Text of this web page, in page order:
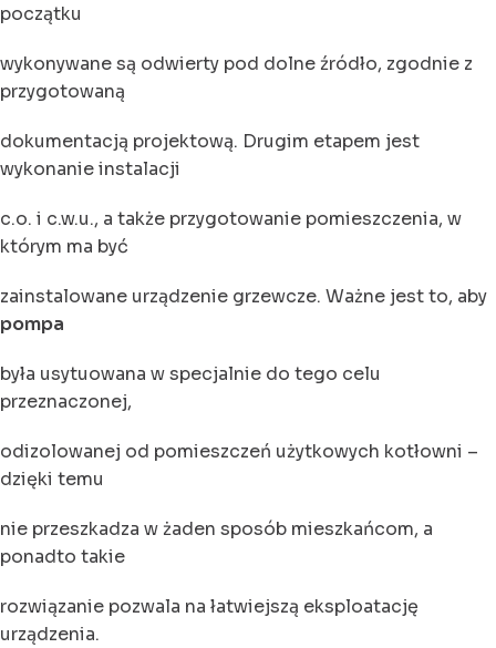
początku
wykonywane są odwierty pod dolne źródło, zgodnie z
przygotowaną
dokumentacją projektową. Drugim etapem jest
wykonanie instalacji
c.o. i c.w.u., a także przygotowanie pomieszczenia, w
którym ma być
zainstalowane urządzenie grzewcze. Ważne jest to, aby
pompa
była usytuowana w specjalnie do tego celu
przeznaczonej,
odizolowanej od pomieszczeń użytkowych kotłowni –
dzięki temu
nie przeszkadza w żaden sposób mieszkańcom, a
ponadto takie
rozwiązanie pozwala na łatwiejszą eksploatację
urządzenia.